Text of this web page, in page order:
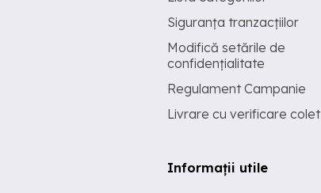
Siguranța tranzacțiilor
Modifică setările de
confidențialitate
Regulament Campanie
Livrare cu verificare colet
Informații utile